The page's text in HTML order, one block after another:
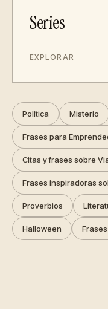
Series
EXPLORAR
Política Misterio
Frases para
Citas y frases sobre
Frases inspiradoras
Proverbios
Halloween